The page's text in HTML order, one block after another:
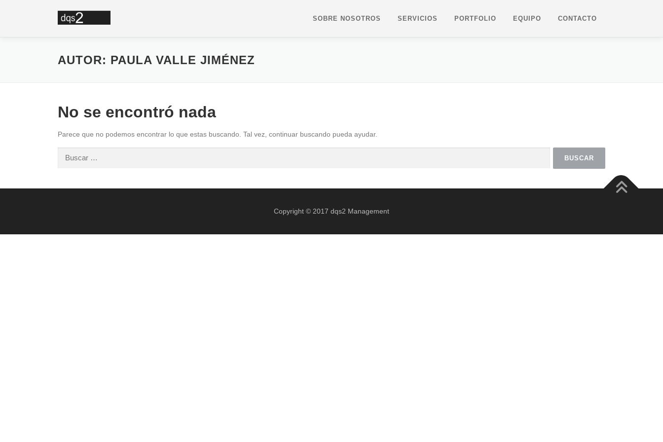
SOBRE NOSOTROS SERVICIOS PORTFOLIO EQUIPO CONTACTO
AUTOR: PAULA VALLE JIMÉNEZ
No se encontró nada
Parece que no podemos encontrar lo que estas buscando. Tal vez, continuar buscando pueda ayudar.
Copyright © 2017 dqs2 Management